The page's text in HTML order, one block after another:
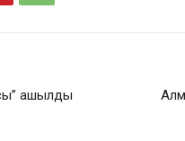
ашылды